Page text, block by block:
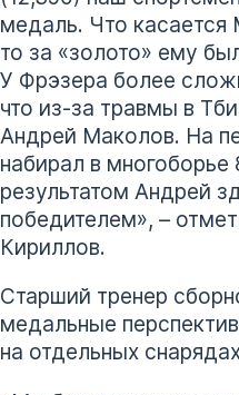
медаль. Что
то за «золото» ему
У Фрэзера более
что из-за травмы в
Андрей Маколов. На
набирал в
результатом Андрей
победителем», –
Кириллов.
Старший тренер
медальные
на отдельных